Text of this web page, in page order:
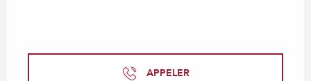
APPELER